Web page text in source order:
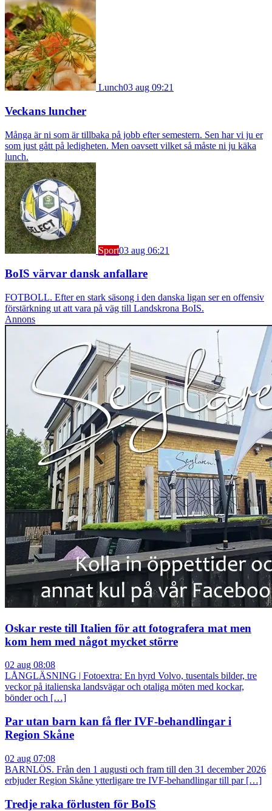
Lunch03 aug 09:21
Veckans luncher
Många är ni som är tillbaka på jobb efter semestern. Sen har vi ju er
som just gått på ledigheten. Men oavsett vilket så måste ni ju käka
lunch.
Sport03 aug 06:21
BoIS värvar dansk anfallare
FOTBOLL. Efter en stark säsong i den danska ligan ser en offensiv
förstärkning ut att vara på väg till Landskrona BoIS.
Annons
Oskar reste till Italien för att fotografera mat men
kom hem med något mycket större
02 aug 08:08
LÅNGLÄSNING | Fotoextra: En hyrd Volvo, tusentals bilder, tre
veckor på italienska landsvägar och otaliga möten med kockar,
bönder och […]
Par utan barn kan få fler IVF-behandlingar i
Region Skåne
02 aug 07:08
BARNLÖS. Från den 1 augusti och fram till den 31 december 2026
erbjuder Region Skåne ytterligare tre IVF-behandlingar till par […]
Tredje raka förlusten för BoIS